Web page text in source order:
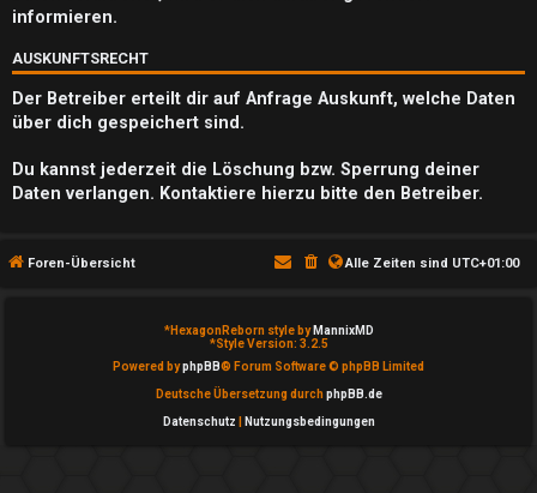
informieren.
AUSKUNFTSRECHT
Der Betreiber erteilt dir auf Anfrage Auskunft, welche Daten
über dich gespeichert sind.
Du kannst jederzeit die Löschung bzw. Sperrung deiner
Daten verlangen. Kontaktiere hierzu bitte den Betreiber.
Foren-Übersicht Alle Zeiten sind UTC+01:00
*HexagonReborn style by MannixMD
*Style Version: 3.2.5
Powered byphpBB® Forum Software © phpBB Limited
Deutsche Übersetzung durch phpBB.de
Datenschutz Nutzungsbedingungen